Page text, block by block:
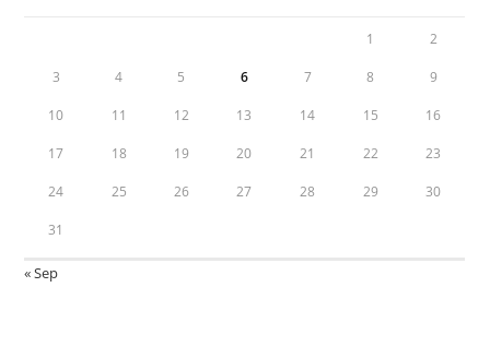
1 2
3 4 5 6 7 8 9
10 11 12 13 14 15 16
17 18 19 20 21 22 23
24 25 26 27 28 29 30
31
« Sep